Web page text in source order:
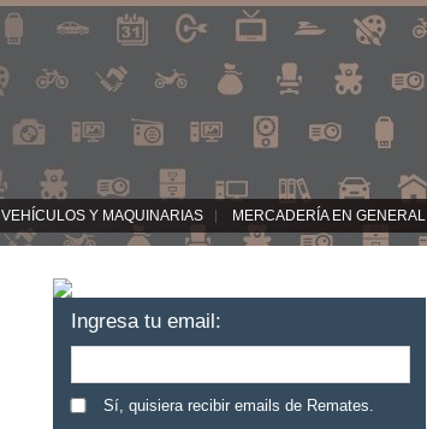
VEHÍCULOS Y MAQUINARIAS MERCADERÍA EN GENERAL
Ingresa tu email:
Sí, quisiera recibir emails de Remates.